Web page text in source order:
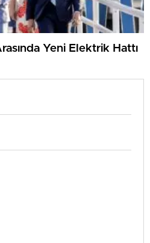
Yeni Elektrik Hattı